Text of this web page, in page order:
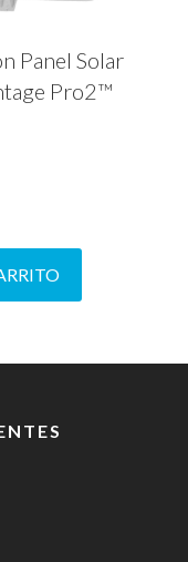
Panel Solar
Pro2™